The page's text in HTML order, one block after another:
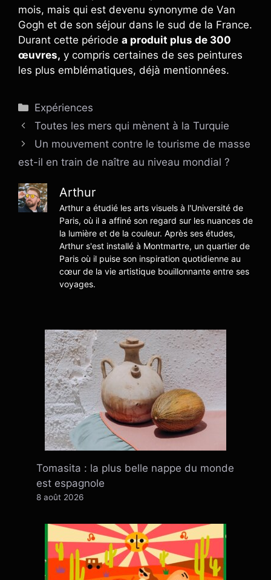
mois, mais qui est devenu synonyme de Van
Gogh et de son séjour dans le sud de la France.
Durant cette période a produit plus de 300
œuvres, y compris certaines de ses peintures
les plus emblématiques, déjà mentionnées.
Catégories
Expériences
Toutes les mers qui mènent à la Turquie
Un mouvement contre le tourisme de masse
est-il en train de naître au niveau mondial ?
Arthur
Arthur a étudié les arts visuels à l'Université de
Paris, où il a affiné son regard sur les nuances de
la lumière et de la couleur. Après ses études,
Arthur s'est installé à Montmartre, un quartier de
Paris où il puise son inspiration quotidienne au
cœur de la vie artistique bouillonnante entre ses
voyages.
Tomasita : la plus belle nappe du monde
est espagnole
8 août 2026